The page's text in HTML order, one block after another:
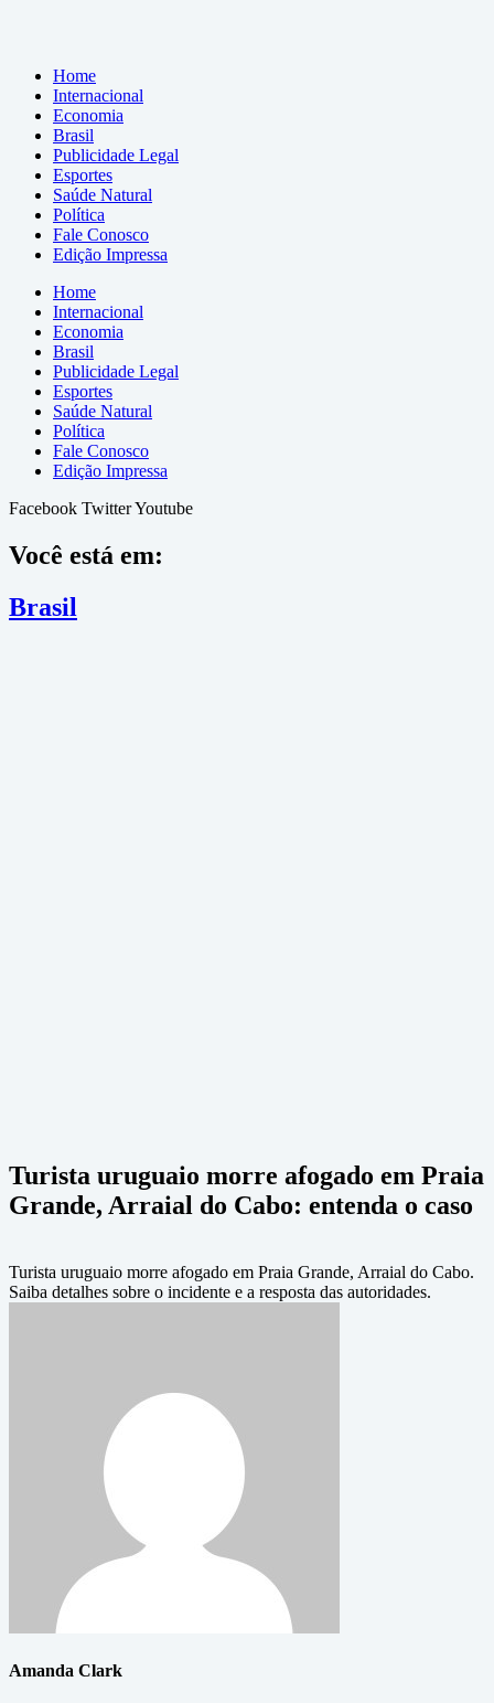
Home
Internacional
Economia
Brasil
Publicidade Legal
Esportes
Saúde Natural
Política
Fale Conosco
Edição Impressa
Home
Internacional
Economia
Brasil
Publicidade Legal
Esportes
Saúde Natural
Política
Fale Conosco
Edição Impressa
Facebook TwitterYoutube
Você está em:
Brasil
Turista uruguaio morre afogado em Praia
Grande, Arraial do Cabo: entenda o caso
Turista uruguaio morre afogado em Praia Grande, Arraial do Cabo.
Saiba detalhes sobre o incidente e a resposta das autoridades.
Amanda Clark